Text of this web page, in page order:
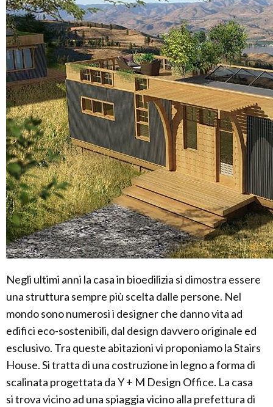
Negli ultimi anni la casa in bioedilizia si dimostra essere
una struttura sempre più scelta dalle persone. Nel
mondo sono numerosi i designer che danno vita ad
edifici eco-sostenibili, dal design davvero originale ed
esclusivo. Tra queste abitazioni vi proponiamo la Stairs
House. Si tratta di una costruzione in legno a forma di
scalinata progettata da Y + M Design Office. La casa
si trova vicino ad una spiaggia vicino alla prefettura di